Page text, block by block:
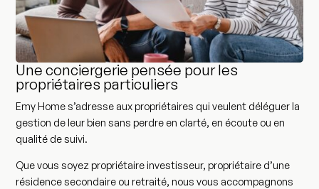
Une conciergerie pensée pour les
propriétaires particuliers
Emy Home s’adresse aux propriétaires qui veulent déléguer la
gestion de leur bien sans perdre en clarté, en écoute ou en
qualité de suivi.
Que vous soyez propriétaire investisseur, propriétaire d’une
résidence secondaire ou retraité, nous vous accompagnons